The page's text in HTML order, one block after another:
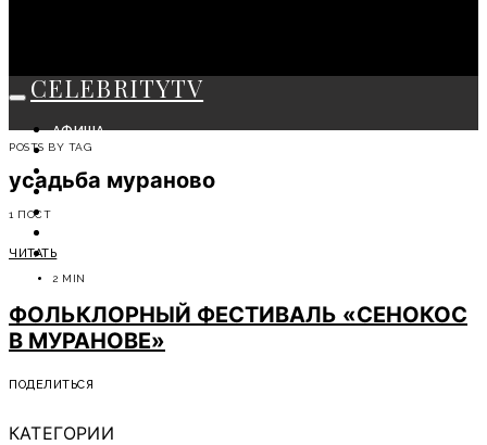
CELEBRITYTV
АФИША
СОБЫТИЯ
КРАСОТА
МОДА
СОВЕТЫ ЭКСПЕРТОВ
POSTS BY TAG
усадьба мураново
1 ПОСТ
ЧИТАТЬ
2 MIN
ФОЛЬКЛОРНЫЙ ФЕСТИВАЛЬ «СЕНОКОС
В МУРАНОВЕ»
ПОДЕЛИТЬСЯ
КАТЕГОРИИ